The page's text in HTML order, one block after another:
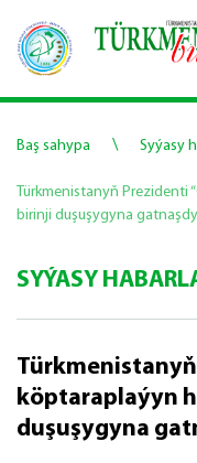
Baş sahypa \ Syýasy
Türkmenistanyň Prezidenti
birinji duşuşygyna gatnaşdy
SYÝASY
Türkmenistanyň
köptaraplaýyn
duşuşygyna